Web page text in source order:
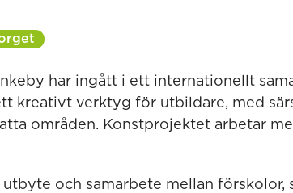
har ingått i ett internationellt
kreativt verktyg för utbildare, med
områden. Konstprojektet arbetar
och samarbete mellan förskolor,